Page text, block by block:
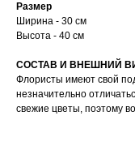
Размер
Ширина - 30 см
Высота - 40 см
CОСТАВ И ВНЕШНИЙ
Флористы имеют свой
незначительно
свежие цветы, поэтому